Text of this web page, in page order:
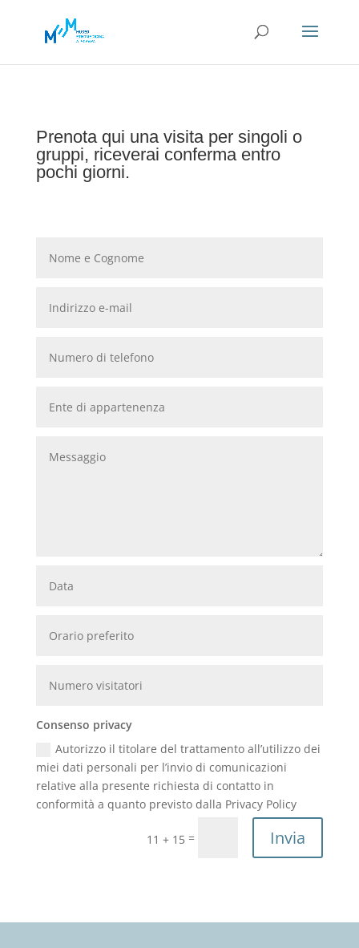
Prenota qui una visita per singoli o
gruppi, riceverai conferma entro
pochi giorni.
Consenso privacy
Autorizzo il titolare del trattamento all’utilizzo dei
miei dati personali per l’invio di comunicazioni
relative alla presente richiesta di contatto in
conformità a quanto previsto dalla Privacy Policy
11 + 15 = Invia